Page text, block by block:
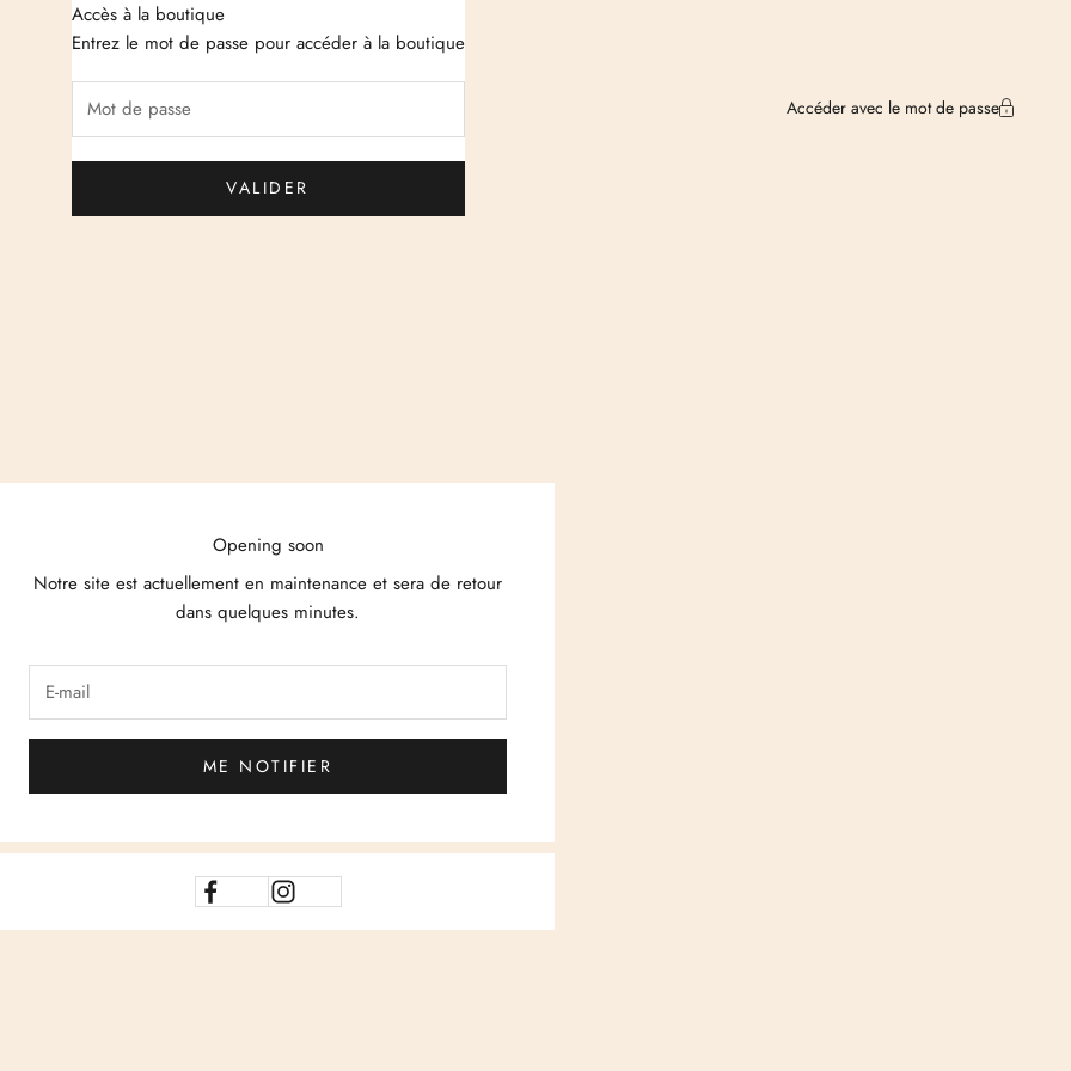
Just Cashmere
Accéder avec le mot de passe
Accès à la boutique
Entrez le mot de passe pour accéder à la boutique
VALIDER
Opening soon
Notre site est actuellement en maintenance et sera de retour
dans quelques minutes.
ME NOTIFIER